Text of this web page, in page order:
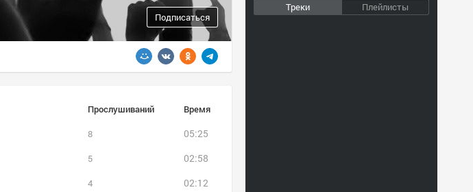
Треки Плейлисты
Подписаться
Прослушиваний Время
8
05:25
5
02:58
4
02:12